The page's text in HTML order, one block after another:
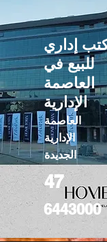
إداري
للبيع في
العاصمة
الإدارية
العاصمة
الإدارية
الجديدة
47
6443000